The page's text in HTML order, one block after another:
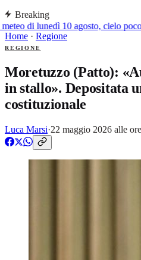
Breaking
di lunedì 10 agosto, cielo
Home · Regione
REGIONE
Moretuzzo (Patto):
in stallo». Depositata
costituzionale
Luca Marsi·22 maggio 2026 alle